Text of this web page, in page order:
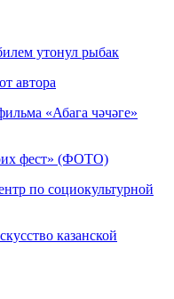
утонул рыбак
автора
«Абага чәчәге»
фест» (ФОТО)
по социокультурной
казанской